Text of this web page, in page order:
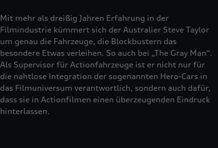
Mit mehr als dreißig Jahren Erfahrung in der
Filmindustrie kümmert sich der Australier Steve Taylor
um genau die Fahrzeuge, die Blockbustern das
besondere Etwas verleihen. So auch bei „The Gray Man“.
Als Supervisor für Actionfahrzeuge ist er nicht nur für
die nahtlose Integration der sogenannten Hero-Cars in
das Filmuniversum verantwortlich, sondern auch dafür,
dass sie in Actionfilmen einen überzeugenden Eindruck
hinterlassen.